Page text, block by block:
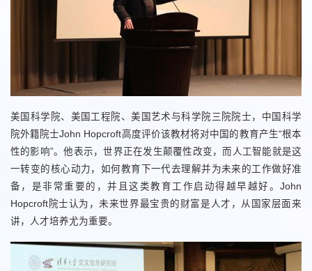
美国科学院、美国工程院、美国艺术与科学院三院院士，中国科学
院外籍院士John Hopcroft高度评价该教材将对中国的教育产生“根本
性的影响”。他表示，世界正在发生颠覆性改变，而人工智能就是这
一转变的核心动力，如何教育下一代去理解并为未来的工作做好准
备，是非常重要的，并且这类教育工作启动得越早越好。John
Hopcroft院士认为，未来世界最宝贵的财富是人才，从国家层面来
讲，人才培养尤为重要。